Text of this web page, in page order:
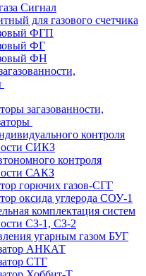
Сигнал
для газового счетчика
ФГП
ФГ
ФН
загазованности,
контроля
СИКЗ
контроля
САКЗ
горючих газов-СГГ
оксида углерода СОУ-1
комплектация систем
СЗ-1, СЗ-2
угарным газом БУГ
АНКАТ
СТГ